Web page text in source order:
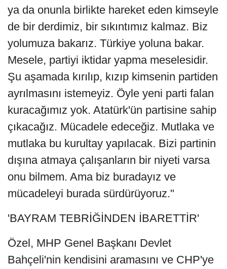
ya da onunla birlikte hareket eden kimseyle
de bir derdimiz, bir sıkıntımız kalmaz. Biz
yolumuza bakarız. Türkiye yoluna bakar.
Mesele, partiyi iktidar yapma meselesidir.
Şu aşamada kırılıp, kızıp kimsenin partiden
ayrılmasını istemeyiz. Öyle yeni parti falan
kuracağımız yok. Atatürk'ün partisine sahip
çıkacağız. Mücadele edeceğiz. Mutlaka ve
mutlaka bu kurultay yapılacak. Bizi partinin
dışına atmaya çalışanların bir niyeti varsa
onu bilmem. Ama biz buradayız ve
mücadeleyi burada sürdürüyoruz."
'BAYRAM TEBRİĞİNDEN İBARETTİR'
Özel, MHP Genel Başkanı Devlet
Bahçeli'nin kendisini aramasını ve CHP'ye